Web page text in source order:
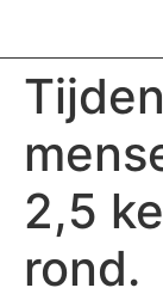
2,5
rond.